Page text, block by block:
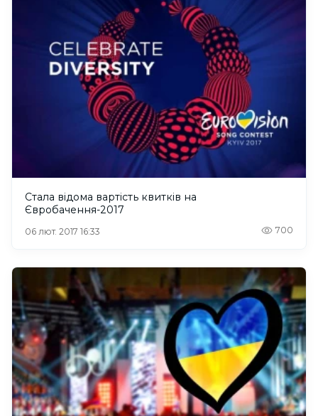
Стала відома вартість квитків на
Євробачення-2017
06 лют. 2017 16:33 700